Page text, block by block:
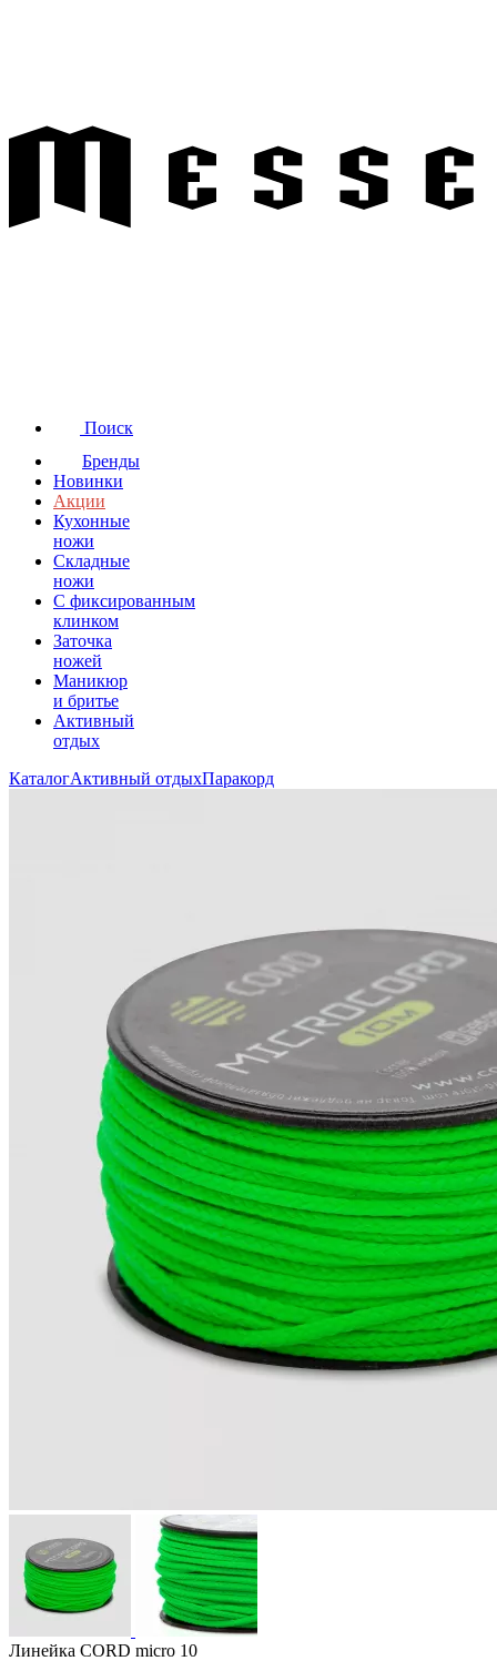
Поиск
Бренды
Новинки
Акции
Кухонные
ножи
Складные
ножи
C фиксированным
клинком
Заточка
ножей
Маникюр
и бритье
Активный
отдых
КаталогАктивный отдыхПаракорд
Линейка CORD micro 10